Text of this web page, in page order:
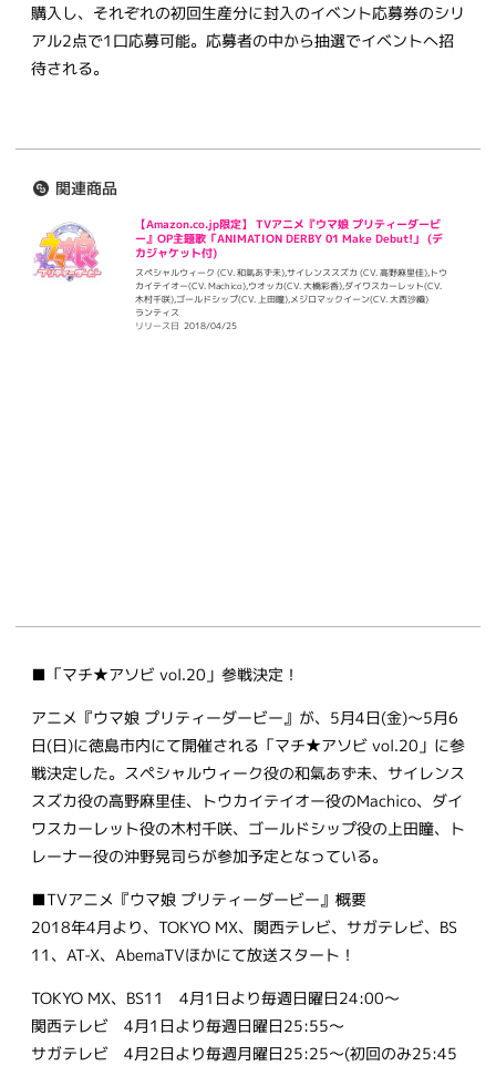
購入し、それぞれの初回生産分に封入のイベント応募券のシリ
アル2点で1口応募可能。応募者の中から抽選でイベントへ招
待される。
関連商品
【Amazon.co.jp限定】 TVアニメ『ウマ娘 プリティーダービ
ー』OP主題歌「ANIMATION DERBY 01 Make Debut!」 (デ
カジャケット付)
スペシャルウィーク (CV. 和氣あず未),サイレンススズカ (CV. 高野麻里佳),トウ
カイテイオー(CV. Machico),ウオッカ(CV. 大橋彩香),ダイワスカーレット(CV.
木村千咲),ゴールドシップ(CV. 上田瞳),メジロマックイーン(CV. 大西沙織)
ランティス
リリース日 2018/04/25
■「マチ★アソビ vol.20」参戦決定！
アニメ『ウマ娘 プリティーダービー』が、5月4日(金)～5月6
日(日)に徳島市内にて開催される「マチ★アソビ vol.20」に参
戦決定した。スペシャルウィーク役の和氣あず未、サイレンス
スズカ役の高野麻里佳、トウカイテイオー役のMachico、ダイ
ワスカーレット役の木村千咲、ゴールドシップ役の上田瞳、ト
レーナー役の沖野晃司らが参加予定となっている。
■TVアニメ『ウマ娘 プリティーダービー』概要
2018年4月より、TOKYO MX、関西テレビ、サガテレビ、BS
11、AT-X、AbemaTVほかにて放送スタート！
TOKYO MX、BS11 4月1日より毎週日曜日24:00～
関西テレビ 4月1日より毎週日曜日25:55～
サガテレビ 4月2日より毎週月曜日25:25～(初回のみ25:45